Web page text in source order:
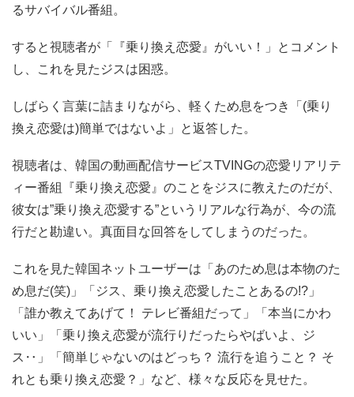
るサバイバル番組。
すると視聴者が「『乗り換え恋愛』がいい！」とコメント
し、これを見たジスは困惑。
しばらく言葉に詰まりながら、軽くため息をつき「(乗り
換え恋愛は)簡単ではないよ」と返答した。
視聴者は、韓国の動画配信サービスTVINGの恋愛リアリテ
ィー番組『乗り換え恋愛』のことをジスに教えたのだが、
彼女は”乗り換え恋愛する”というリアルな行為が、今の流
行だと勘違い。真面目な回答をしてしまうのだった。
これを見た韓国ネットユーザーは「あのため息は本物のた
め息だ(笑)」「ジス、乗り換え恋愛したことあるの!?」
「誰か教えてあげて！ テレビ番組だって」「本当にかわ
いい」「乗り換え恋愛が流行りだったらやばいよ、ジ
ス‥」「簡単じゃないのはどっち？ 流行を追うこと？ そ
れとも乗り換え恋愛？」など、様々な反応を見せた。